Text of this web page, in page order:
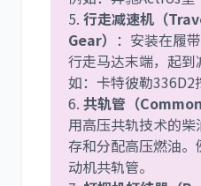
5. 行走减速机（
Gear） ：安装在履
行走马达末端，起
如：卡特彼勒336D2
6. 共轨管（Common
用高压共轨技术的
存和分配高压燃油。
动机共轨管。